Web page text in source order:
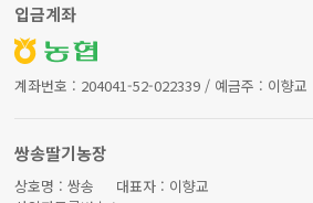
입금계좌
계좌번호 : 204041-52-022339 / 예금주 : 이향교
쌍송딸기농장
상호명 : 쌍송 대표자 : 이향교